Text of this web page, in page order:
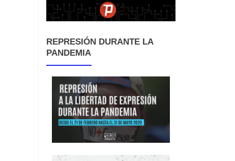
REPRESIÓN DURANTE LA
PANDEMIA